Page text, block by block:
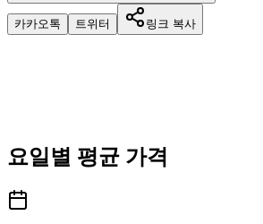
카카오톡 트위터 링크 복사
요일별 평균 가격